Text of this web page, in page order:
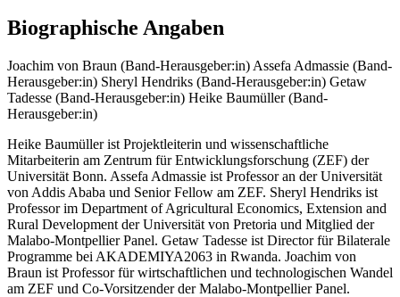
Biographische Angaben
Joachim von Braun (Band-Herausgeber:in) Assefa Admassie (Band-
Herausgeber:in) Sheryl Hendriks (Band-Herausgeber:in) Getaw
Tadesse (Band-Herausgeber:in) Heike Baumüller (Band-
Herausgeber:in)
Heike Baumüller ist Projektleiterin und wissenschaftliche
Mitarbeiterin am Zentrum für Entwicklungsforschung (ZEF) der
Universität Bonn. Assefa Admassie ist Professor an der Universität
von Addis Ababa und Senior Fellow am ZEF. Sheryl Hendriks ist
Professor im Department of Agricultural Economics, Extension and
Rural Development der Universität von Pretoria und Mitglied der
Malabo-Montpellier Panel. Getaw Tadesse ist Director für Bilaterale
Programme bei AKADEMIYA2063 in Rwanda. Joachim von
Braun ist Professor für wirtschaftlichen und technologischen Wandel
am ZEF und Co-Vorsitzender der Malabo-Montpellier Panel.